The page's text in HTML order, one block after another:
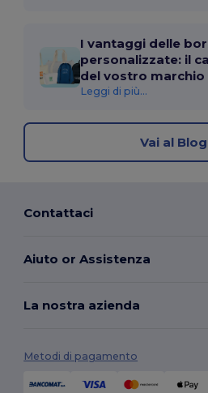
I vantaggi delle
personalizzate: il
del vostro marchio
Leggi di più...
Vai al Blog
Contattaci
Aiuto or Assistenza
La nostra azienda
Metodi di pagamento